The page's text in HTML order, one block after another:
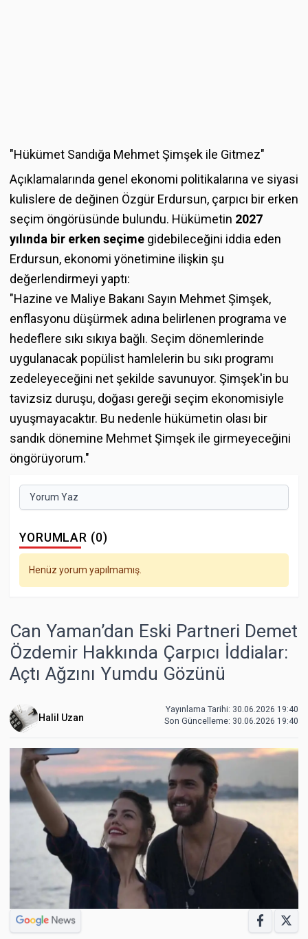
"Hükümet Sandığa Mehmet Şimşek ile Gitmez"
Açıklamalarında genel ekonomi politikalarına ve siyasi
kulislere de değinen Özgür Erdursun, çarpıcı bir erken
seçim öngörüsünde bulundu. Hükümetin 2027
yılında bir erken seçime gidebileceğini iddia eden
Erdursun, ekonomi yönetimine ilişkin şu
değerlendirmeyi yaptı:
"Hazine ve Maliye Bakanı Sayın Mehmet Şimşek,
enflasyonu düşürmek adına belirlenen programa ve
hedeflere sıkı sıkıya bağlı. Seçim dönemlerinde
uygulanacak popülist hamlelerin bu sıkı programı
zedeleyeceğini net şekilde savunuyor. Şimşek'in bu
tavizsiz duruşu, doğası gereği seçim ekonomisiyle
uyuşmayacaktır. Bu nedenle hükümetin olası bir
sandık dönemine Mehmet Şimşek ile girmeyeceğini
öngörüyorum."
Yorum Yaz
YORUMLAR (0)
Henüz yorum yapılmamış.
Can Yaman’dan Eski Partneri Demet
Özdemir Hakkında Çarpıcı İddialar:
Açtı Ağzını Yumdu Gözünü
Halil Uzan
Yayınlama Tarihi: 30.06.2026 19:40
Son Güncelleme: 30.06.2026 19:40